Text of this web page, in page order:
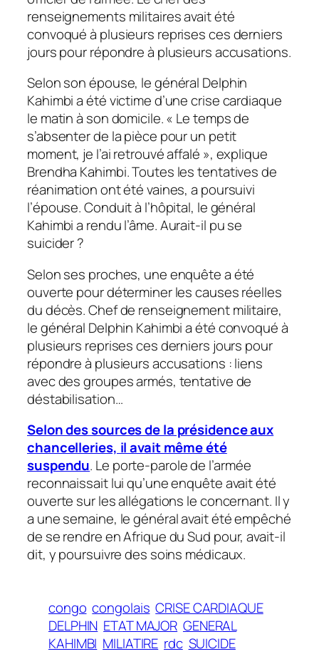
renseignements militaires avait été
convoqué à plusieurs reprises ces derniers
jours pour répondre à plusieurs accusations.
Selon son épouse, le général Delphin
Kahimbi a été victime d’une crise cardiaque
le matin à son domicile. « Le temps de
s’absenter de la pièce pour un petit
moment, je l’ai retrouvé affalé », explique
Brendha Kahimbi. Toutes les tentatives de
réanimation ont été vaines, a poursuivi
l’épouse. Conduit à l’hôpital, le général
Kahimbi a rendu l’âme. Aurait-il pu se
suicider ?
Selon ses proches, une enquête a été
ouverte pour déterminer les causes réelles
du décès. Chef de renseignement militaire,
le général Delphin Kahimbi a été convoqué à
plusieurs reprises ces derniers jours pour
répondre à plusieurs accusations : liens
avec des groupes armés, tentative de
déstabilisation…
Selon des sources de la présidence aux
chancelleries, il avait même été
suspendu. Le porte-parole de l’armée
reconnaissait lui qu’une enquête avait été
ouverte sur les allégations le concernant. Il y
a une semaine, le général avait été empêché
de se rendre en Afrique du Sud pour, avait-il
dit, y poursuivre des soins médicaux.
congo congolais CRISE CARDIAQUE
DELPHIN ETAT MAJOR GENERAL
KAHIMBI MILIATIRE rdc SUICIDE